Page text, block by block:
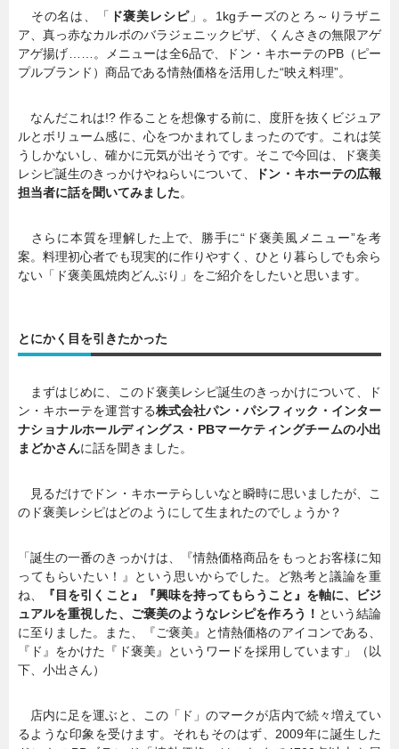
その名は、「 ド褒美レシピ」。1kgチーズのとろ～りラザニ
ア、真っ赤なカルボのバラジェニックピザ、くんさきの無限アゲ
アゲ揚げ……。メニューは全6品で、ドン・キホーテのPB（ピー
プルブランド）商品である情熱価格を活用した“映え料理”。
なんだこれは!? 作ることを想像する前に、度肝を抜くビジュア
ルとボリューム感に、心をつかまれてしまったのです。これは笑
うしかないし、確かに元気が出そうです。そこで今回は、ド褒美
レシピ誕生のきっかけやねらいについて、
ドン・キホーテの広報
担当者に話を聞いてみました。
さらに本質を理解した上で、勝手に“ド褒美風メニュー”を考
案。料理初心者でも現実的に作りやすく、ひとり暮らしでも余ら
ない「ド褒美風焼肉どんぶり」をご紹介をしたいと思います。
とにかく目を引きたかった
まずはじめに、このド褒美レシピ誕生のきっかけについて、ド
ン・キホーテを運営する株式会社パン・パシフィック・インター
ナショナルホールディングス・PBマーケティングチームの小出
まどかさんに話を聞きました。
見るだけでドン・キホーテらしいなと瞬時に思いましたが、こ
のド褒美レシピはどのようにして生まれたのでしょうか？
「誕生の一番のきっかけは、『情熱価格商品をもっとお客様に知
ってもらいたい！』という思いからでした。ど熟考と議論を重
ね、
『目を引くこと』『興味を持ってもらうこと』を軸に、ビジ
ュアルを重視した、ご褒美のようなレシピを作ろう！ という結論
に至りました。また、『ご褒美』と情熱価格のアイコンである、
『ド』をかけた『ド褒美』というワードを採用しています」（以
下、小出さん）
店内に足を運ぶと、この「ド」のマークが店内で続々増えてい
るような印象を受けます。それもそのはず、2009年に誕生した